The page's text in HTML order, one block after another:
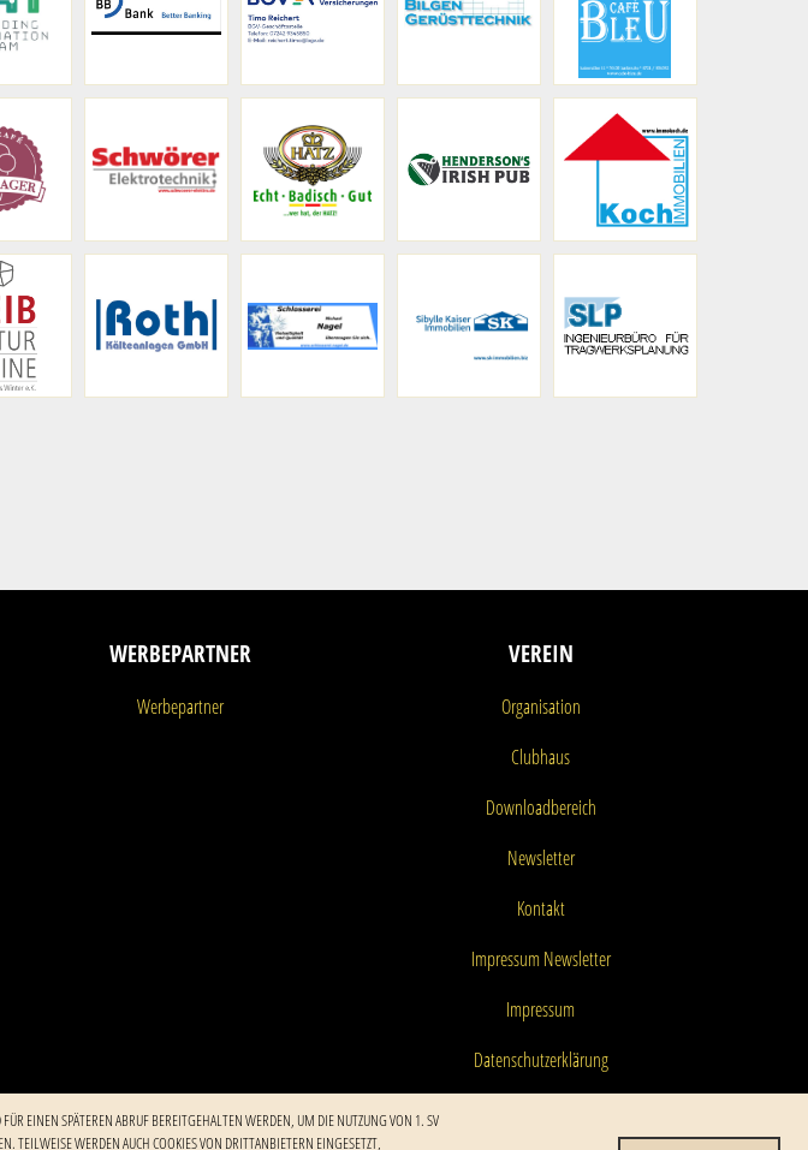
EINEN SPÄTEREN ABRUF BEREITGEHALTEN WERDEN, UM DIE NUTZUNG VON 1. SV
WERDEN AUCH COOKIES VON DRITTANBIETERN EINGESETZT, I
WERBEPARTNER
Werbepartner
VEREIN
Organisation
Clubhaus
Downloadbereich
Newsletter
Kontakt
Impressum Newsletter
Impressum
Datenschutzerklärung